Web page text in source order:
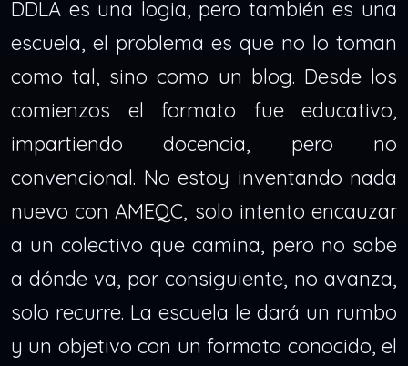
DDLA es una logia, pero también es una
escuela, el problema es que no lo toman
como tal, sino como un blog. Desde los
comienzos el formato fue educativo,
impartiendo docencia, pero no
convencional. No estoy inventando nada
nuevo con AMEQC, solo intento encauzar
a un colectivo que camina, pero no sabe
a dónde va, por consiguiente, no avanza,
solo recurre. La escuela le dará un rumbo
y un objetivo con un formato conocido, el